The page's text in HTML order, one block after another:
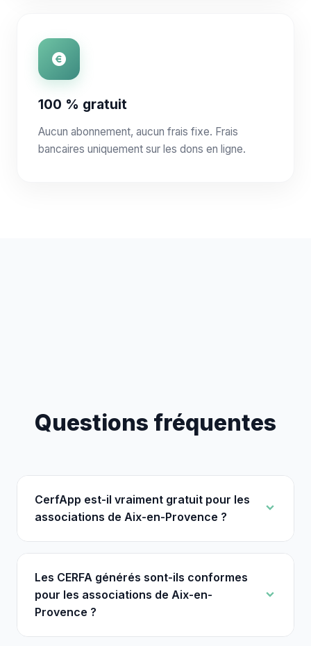
100 % gratuit
Aucun abonnement, aucun frais fixe. Frais
bancaires uniquement sur les dons en ligne.
Questions fréquentes
CerfApp est-il vraiment gratuit pour les
associations de Aix-en-Provence ?
Les CERFA générés sont-ils conformes
pour les associations de Aix-en-
Provence ?